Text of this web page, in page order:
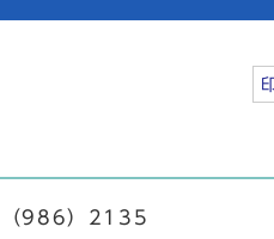
（986）2135